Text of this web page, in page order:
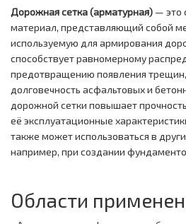
Дорожная сетка (арматурная) — это
материал, представляющий собой
используемую для армирования
способствует равномерному
предотвращению появления
долговечность асфальтовых и
дорожной сетки повышает
её эксплуатационные
также может использоваться в
например, при создании
Области